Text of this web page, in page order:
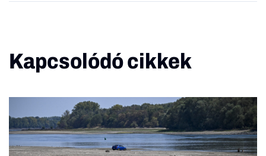
Kapcsolódó cikkek